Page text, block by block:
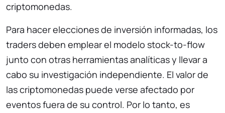
criptomonedas.
Para hacer elecciones de inversión informadas, los
traders deben emplear el modelo stock-to-flow
junto con otras herramientas analíticas y llevar a
cabo su investigación independiente. El valor de
las criptomonedas puede verse afectado por
eventos fuera de su control. Por lo tanto, es